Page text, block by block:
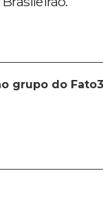
grupo do